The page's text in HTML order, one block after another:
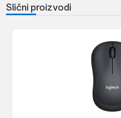
Slični proizvodi